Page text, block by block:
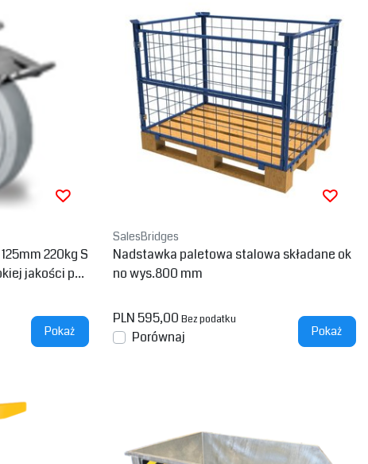
220kg S
jakości poli
Pokaż
SalesBridges
Nadstawka paletowa stalowa składane ok
no wys.800 mm
PLN 595,00 Bez podatku
Porównaj Pokaż